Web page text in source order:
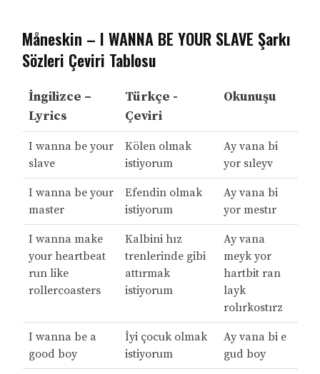
Måneskin – I WANNA BE YOUR SLAVE Şarkı
Sözleri Çeviri Tablosu
İngilizce –
Lyrics
Türkçe -
Çeviri
Okunuşu
I wanna be your
slave
Kölen olmak
istiyorum
Ay vana bi
yor sıleyv
I wanna be your
master
Efendin olmak
istiyorum
Ay vana bi
yor mestır
I wanna make
your heartbeat
run like
rollercoasters
Kalbini hız
trenlerinde gibi
attırmak
istiyorum
Ay vana
meyk yor
hartbit ran
layk
rolırkostırz
I wanna be a
good boy
İyi çocuk olmak
istiyorum
Ay vana bi e
gud boy